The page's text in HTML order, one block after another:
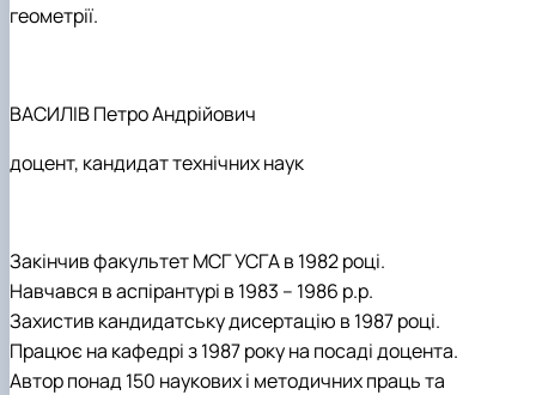
геометрії.
ВАСИЛІВ Петро Андрійович
доцент, кандидат технічних наук
Закінчив факультет МСГ УСГА в 1982 році.
Навчався в аспірантурі в 1983 – 1986 р.р.
Захистив кандидатську дисертацію в 1987 році.
Працює на кафедрі з 1987 року на посаді доцента.
Автор понад 150 наукових і методичних праць та